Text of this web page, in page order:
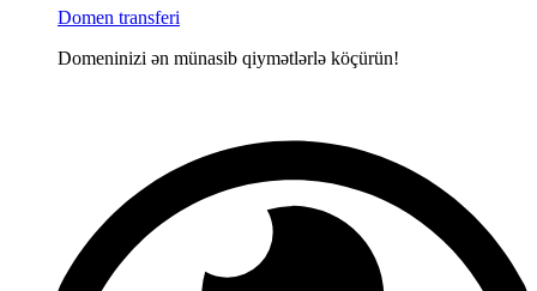
Domen transferi
Domeninizi ən münasib qiymətlərlə köçürün!